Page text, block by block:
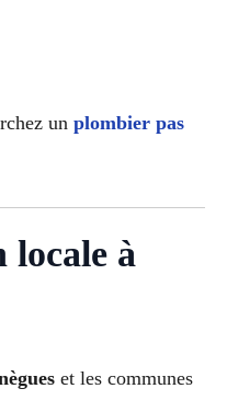
un plombier pas
locale à
et les communes